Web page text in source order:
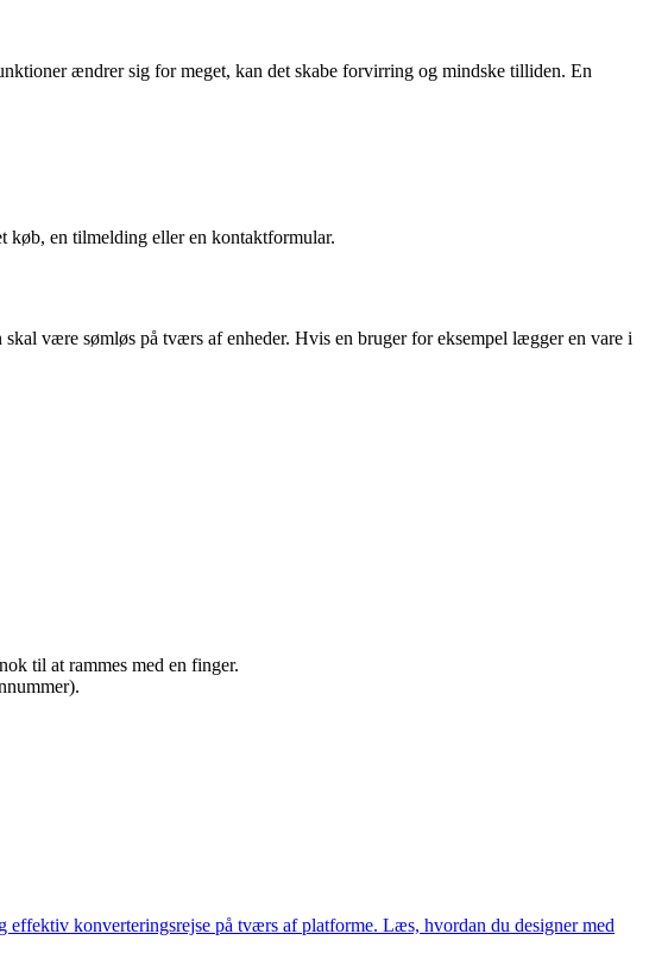
ændrer sig for meget, kan det skabe forvirring og mindske tilliden. En
køb, en tilmelding eller en kontaktformular.
skal være sømløs på tværs af enheder. Hvis en bruger for eksempel lægger en vare i
til at rammes med en finger.
effektiv konverteringsrejse på tværs af platforme. Læs, hvordan du designer med